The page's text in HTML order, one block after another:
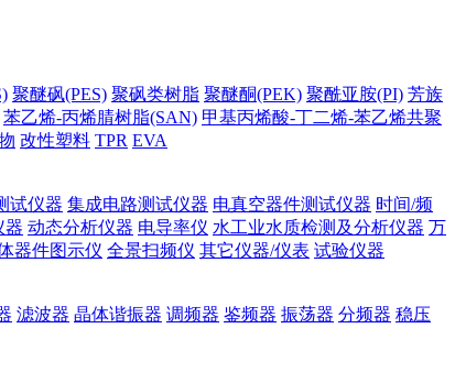
聚醚砜(PES) 聚砜类树脂 聚醚酮(PEK) 聚酰亚胺(PI) 芳族
苯乙烯-丙烯腈树脂(SAN) 甲基丙烯酸-丁二烯-苯乙烯共聚
改性塑料 TPR EVA
试仪器 集成电路测试仪器 电真空器件测试仪器 时间/频
器 动态分析仪器 电导率仪 水工业水质检测及分析仪器 万
器件图示仪 全景扫频仪 其它仪器/仪表 试验仪器
滤波器 晶体谐振器 调频器 鉴频器 振荡器 分频器 稳压